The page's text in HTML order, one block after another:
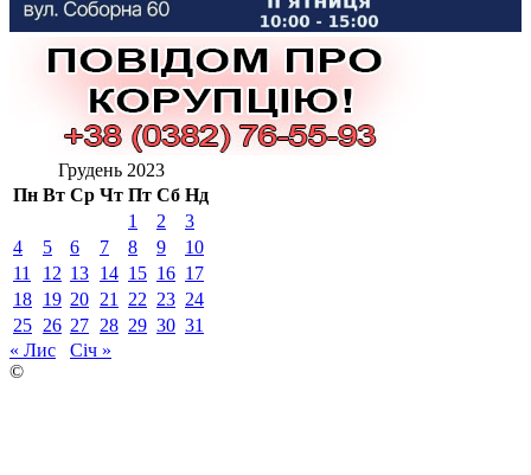
Грудень 2023
Пн Вт Ср Чт Пт Сб Нд
1
2
3
4
5 6 7 8 9
10
11
12 13 14 15 16 17
18 19 20 21 22 23 24
25 26 27 28 29 30 31
« Лис
Січ »
©